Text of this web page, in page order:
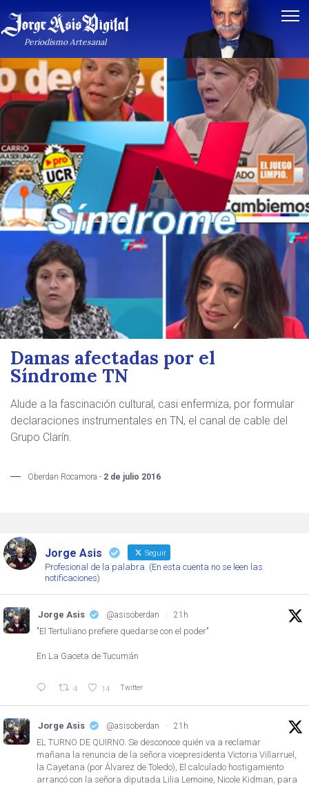
Periodismo Artesanal
Damas afectadas por el
Síndrome TN
Alude a la fascinación cultural, casi enfermiza, por formular
declaraciones instrumentales en TN, el canal de cable del
Grupo Clarín.
Oberdan Rocamora - 2 de julio 2016
Jorge Asis Seguir
Profesional de la palabra. (En esta cuenta no se leen las
notificaciones)
Jorge Asis @asisoberdan · 21h
"El Tertuliano prefiere quedarse con el poder"
En La Gaceta de Tucumán
4 14 Twitter
Jorge Asis @asisoberdan · 21h
EL TURNO DE QUIRNO. Se desconoce quién va a reclamar
mañana la renuncia de la señora vicepresidenta Victoria Villarruel,
la Cayetana (por Álvarez de Toledo), El calculado hostigamiento
arrancó con la señora diputada Lilia Lemoine, Nicole Kidman, para